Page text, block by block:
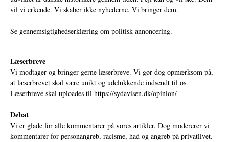
vil vi erkende. Vi skaber ikke nyhederne. Vi bringer dem.
Se gennemsigtighedserklæring om politisk annoncering.
Læserbreve
Vi modtager og bringer gerne læserbreve. Vi gør dog opmærksom på,
at læserbrevet skal være unikt og udelukkende indsendt til os.
Læserbreve skal uploades til https://sydavisen.dk/opinion/
Debat
Vi er glade for alle kommentarer på vores artikler. Dog modererer vi
kommentarer for personangreb, racisme, had og angreb på privatlivet.